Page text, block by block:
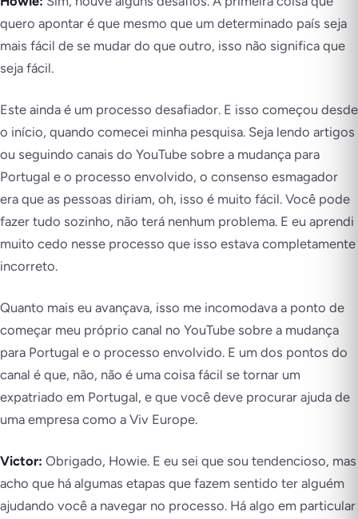
quero apontar é que mesmo que um determinado país seja
mais fácil de se mudar do que outro, isso não significa que
seja fácil.
Este ainda é um processo desafiador. E isso começou desde
o início, quando comecei minha pesquisa. Seja lendo artigos
ou seguindo canais do YouTube sobre a mudança para
Portugal e o processo envolvido, o consenso esmagador
era que as pessoas diriam, oh, isso é muito fácil. Você pode
fazer tudo sozinho, não terá nenhum problema. E eu aprendi
muito cedo nesse processo que isso estava completamente
incorreto.
Quanto mais eu avançava, isso me incomodava a ponto de
começar meu próprio canal no YouTube sobre a mudança
para Portugal e o processo envolvido. E um dos pontos do
canal é que, não, não é uma coisa fácil se tornar um
expatriado em Portugal, e que você deve procurar ajuda de
uma empresa como a Viv Europe.
Victor: Obrigado, Howie. E eu sei que sou tendencioso, mas
acho que há algumas etapas que fazem sentido ter alguém
ajudando você a navegar no processo. Há algo em particular